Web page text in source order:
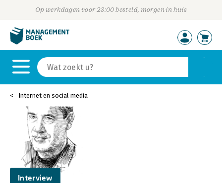
Op werkdagen voor 23:00 besteld, morgen in huis
Internet en social media
Interview